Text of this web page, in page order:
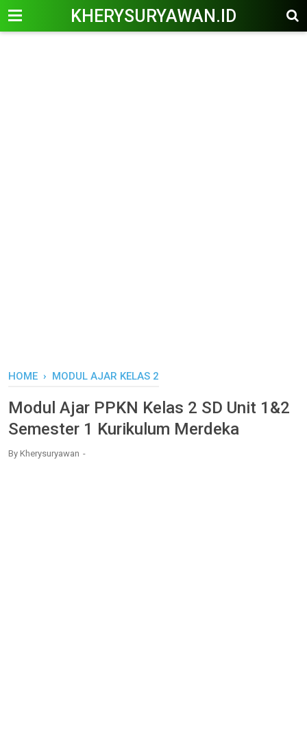
KHERYSURYAWAN.ID
HOME › MODUL AJAR KELAS 2
Modul Ajar PPKN Kelas 2 SD Unit 1&2
Semester 1 Kurikulum Merdeka
By Kherysuryawan